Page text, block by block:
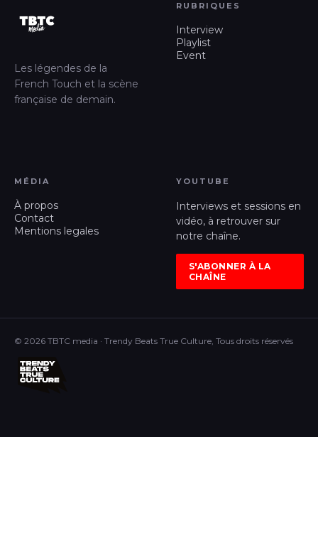
Les légendes de la
French Touch et la scène
française de demain.
RUBRIQUES
Interview
Playlist
Event
MÉDIA
À propos
Contact
Mentions legales
YOUTUBE
Interviews et sessions en
vidéo, à retrouver sur
notre chaîne.
S'ABONNER À LA
CHAÎNE
© 2026 TBTC media · Trendy Beats True Culture, Tous droits réservés